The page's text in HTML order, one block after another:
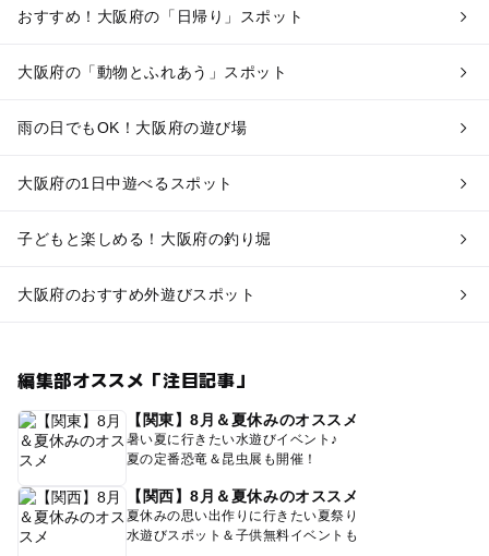
おすすめ！大阪府の「日帰り」スポット
大阪府の「動物とふれあう」スポット
雨の日でもOK！大阪府の遊び場
大阪府の1日中遊べるスポット
子どもと楽しめる！大阪府の釣り堀
大阪府のおすすめ外遊びスポット
編集部オススメ「注目記事」
【関東】8月＆夏休みのオススメ
暑い夏に行きたい水遊びイベント♪
夏の定番恐竜＆昆虫展も開催！
【関西】8月＆夏休みのオススメ
夏休みの思い出作りに行きたい夏祭り
水遊びスポット＆子供無料イベントも